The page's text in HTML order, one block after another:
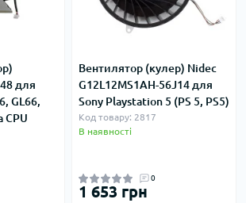
для
GL66,
СPU
Вентилятор (кулер) Nidec
G12L12MS1AH-56J14 для
Sony Playstation 5 (PS 5, PS5)
Код товару: 2817
В наявності
0
1 653 грн